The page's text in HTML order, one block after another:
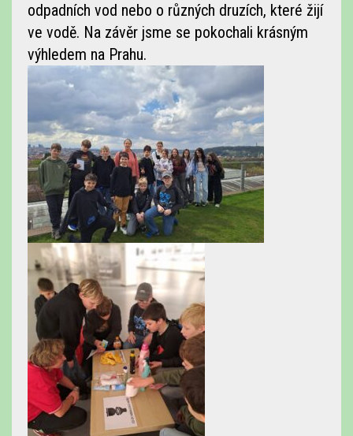
odpadních vod nebo o různých druzích, které žijí
ve vodě. Na závěr jsme se pokochali krásným
výhledem na Prahu.